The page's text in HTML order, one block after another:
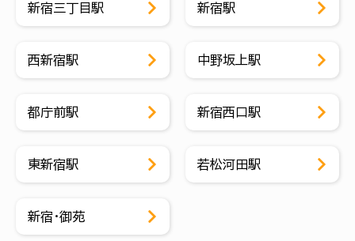
新宿三丁目駅 新宿駅
西新宿駅 中野坂上駅
都庁前駅 新宿西口駅
東新宿駅 若松河田駅
新宿・御苑